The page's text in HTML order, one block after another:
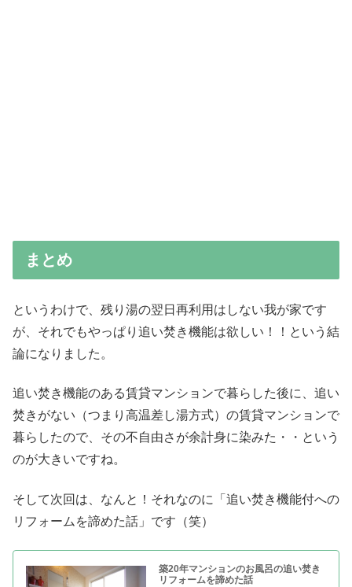
まとめ
というわけで、残り湯の翌日再利用はしない我が家です
が、それでもやっぱり追い焚き機能は欲しい！！という結
論になりました。
追い焚き機能のある賃貸マンションで暮らした後に、追い
焚きがない（つまり高温差し湯方式）の賃貸マンションで
暮らしたので、その不自由さが余計身に染みた・・という
のが大きいですね。
そして次回は、なんと！それなのに「追い焚き機能付への
リフォームを諦めた話」です（笑）
築20年マンションのお風呂の追い焚き
リフォームを諦めた話